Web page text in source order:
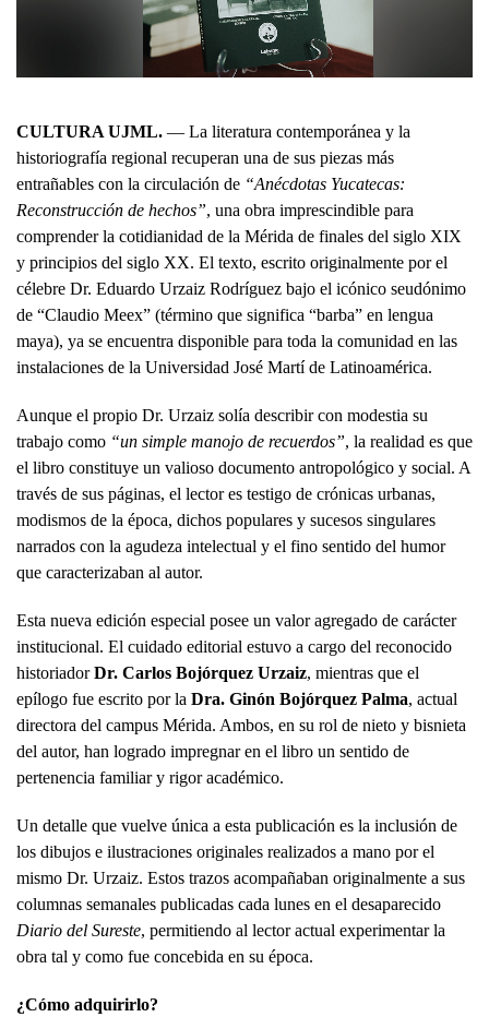
CULTURA UJML. — La literatura contemporánea y la
historiografía regional recuperan una de sus piezas más
entrañables con la circulación de “Anécdotas Yucatecas:
Reconstrucción de hechos”, una obra imprescindible para
comprender la cotidianidad de la Mérida de finales del siglo XIX
y principios del siglo XX. El texto, escrito originalmente por el
célebre Dr. Eduardo Urzaiz Rodríguez bajo el icónico seudónimo
de “Claudio Meex” (término que significa “barba” en lengua
maya), ya se encuentra disponible para toda la comunidad en las
instalaciones de la Universidad José Martí de Latinoamérica.
Aunque el propio Dr. Urzaiz solía describir con modestia su
trabajo como “un simple manojo de recuerdos”, la realidad es que
el libro constituye un valioso documento antropológico y social. A
través de sus páginas, el lector es testigo de crónicas urbanas,
modismos de la época, dichos populares y sucesos singulares
narrados con la agudeza intelectual y el fino sentido del humor
que caracterizaban al autor.
Esta nueva edición especial posee un valor agregado de carácter
institucional. El cuidado editorial estuvo a cargo del reconocido
historiadorDr. Carlos Bojórquez Urzaiz, mientras que el
epílogo fue escrito por la Dra. Ginón Bojórquez Palma, actual
directora del campus Mérida. Ambos, en su rol de nieto y bisnieta
del autor, han logrado impregnar en el libro un sentido de
pertenencia familiar y rigor académico.
Un detalle que vuelve única a esta publicación es la inclusión de
los dibujos e ilustraciones originales realizados a mano por el
mismo Dr. Urzaiz. Estos trazos acompañaban originalmente a sus
columnas semanales publicadas cada lunes en el desaparecido
Diario del Sureste, permitiendo al lector actual experimentar la
obra tal y como fue concebida en su época.
¿Cómo adquirirlo?